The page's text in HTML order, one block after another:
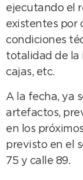
ejecutando el
existentes por
condiciones
totalidad de la
cajas, etc.
A la fecha, ya
artefactos,
en los
previsto en el
75 y calle 89.